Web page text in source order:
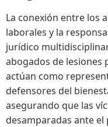
La conexión entre los
laborales y la
jurídico
abogados de lesiones
actúan como
defensores del
asegurando que las
desamparadas ante